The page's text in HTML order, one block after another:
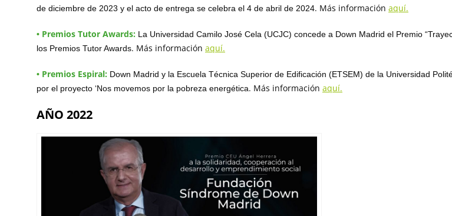
de diciembre de 2023 y el acto de entrega se celebra el 4 de abril de 2024. Más información aquí.
• Premios Tutor Awards: La Universidad Camilo José Cela (UCJC) concede a Down Madrid el Premio
los Premios Tutor Awards. Más información aquí.
• Premios Espiral: Down Madrid y la Escuela Técnica Superior de Edificación (ETSEM) de la Universidad
por el proyecto ‘Nos movemos por la pobreza energética. Más información aquí.
AÑO 2022